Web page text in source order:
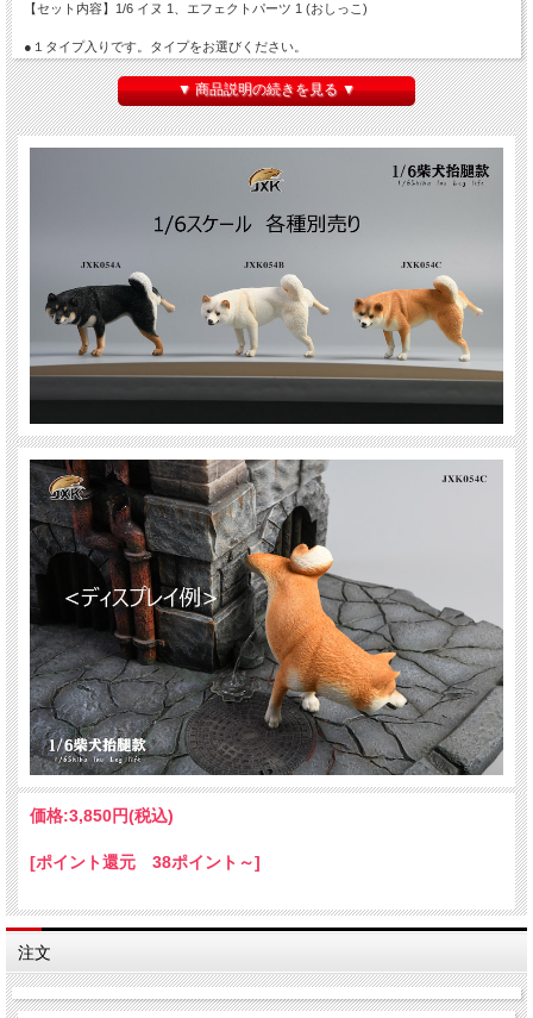
【セット内容】1/6 イヌ 1、エフェクトパーツ 1 (おしっこ)
●１タイプ入りです。タイプをお選びください。
JXK054 A、JXK054 B、JXK054 C
※カートに入らないタイプ、表示されないタイプは在庫がございません。
※塗装は個体差がございます。
▼ 商品説明の続きを見る ▼
価格:3,850円(税込)
[ポイント還元 38ポイント～]
注文